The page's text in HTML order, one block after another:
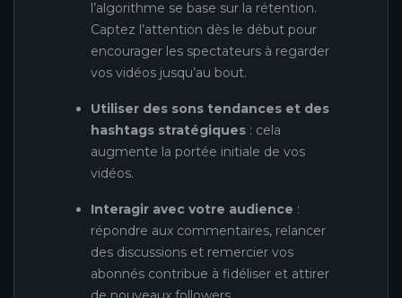
l’algorithme se base sur la rétention.
Captez l’attention dès le début pour
encourager les spectateurs à regarder
vos vidéos jusqu’au bout.
Utiliser des sons tendances et des
hashtags stratégiques : cela
augmente la portée initiale de vos
vidéos.
Interagir avec votre audience :
répondre aux commentaires, relancer
des discussions et remercier vos
abonnés contribue à fidéliser et attirer